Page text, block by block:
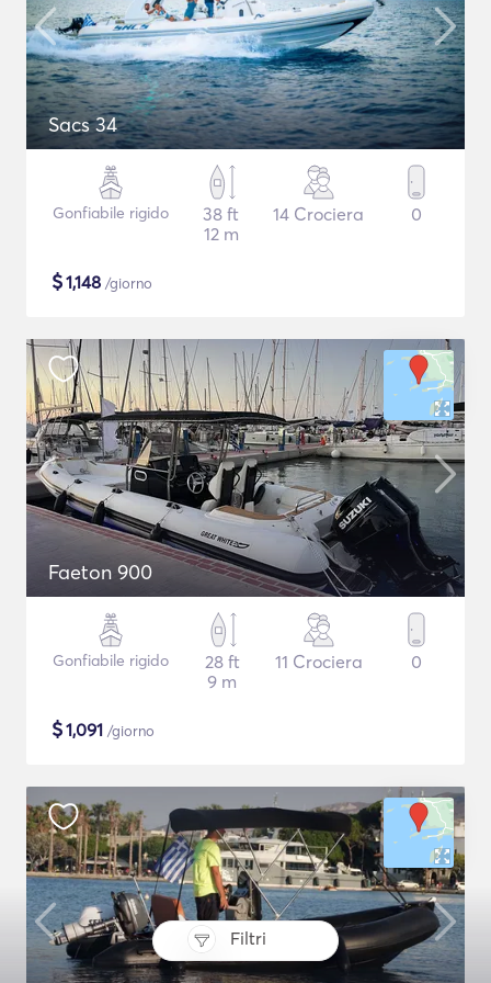
Filtri
Sacs 34
Gonfiabile rigido
38 ft
12 m
14 Crociera 0
$1,148 /giorno
Faeton 900
Gonfiabile rigido
28 ft
9 m
11 Crociera 0
$1,091 /giorno